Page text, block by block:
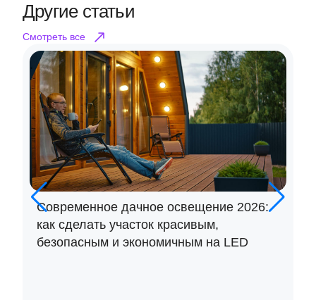
Другие статьи
Смотреть все
освещение 2026:
красивым,
экономичным на LED
ТОП 5 идей для
гирляндой